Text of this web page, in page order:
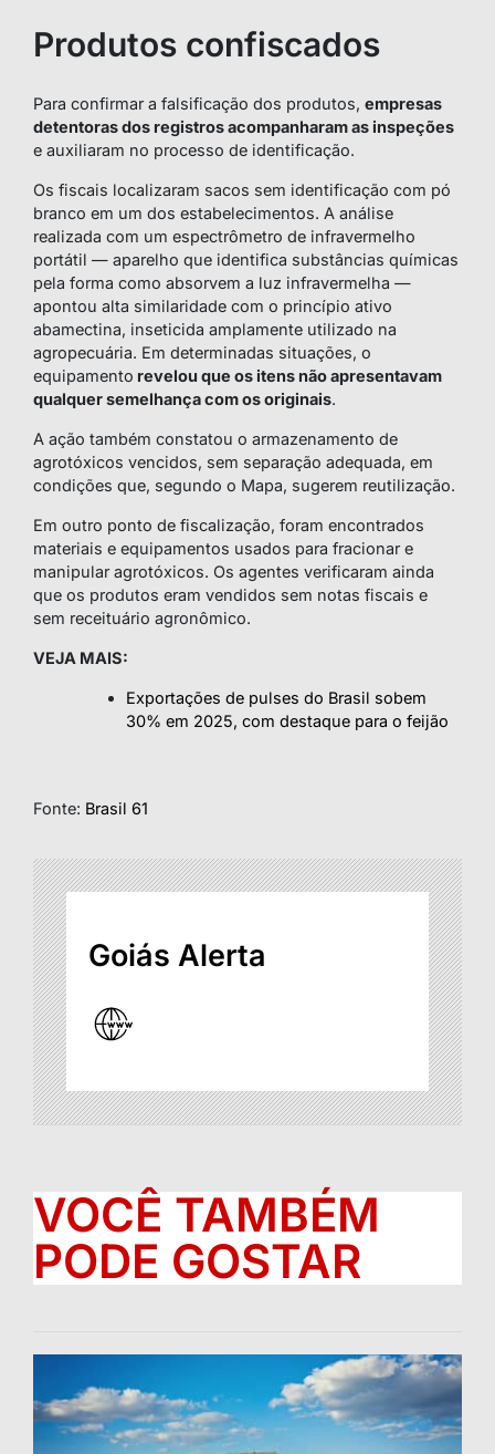
Produtos confiscados
Para confirmar a falsificação dos produtos, empresas
detentoras dos registros acompanharam as inspeções
e auxiliaram no processo de identificação.
Os fiscais localizaram sacos sem identificação com pó
branco em um dos estabelecimentos. A análise
realizada com um espectrômetro de infravermelho
portátil — aparelho que identifica substâncias químicas
pela forma como absorvem a luz infravermelha —
apontou alta similaridade com o princípio ativo
abamectina, inseticida amplamente utilizado na
agropecuária. Em determinadas situações, o
equipamento revelou que os itens não apresentavam
qualquer semelhança com os originais.
A ação também constatou o armazenamento de
agrotóxicos vencidos, sem separação adequada, em
condições que, segundo o Mapa, sugerem reutilização.
Em outro ponto de fiscalização, foram encontrados
materiais e equipamentos usados para fracionar e
manipular agrotóxicos. Os agentes verificaram ainda
que os produtos eram vendidos sem notas fiscais e
sem receituário agronômico.
VEJA MAIS:
Exportações de pulses do Brasil sobem
30% em 2025, com destaque para o feijão
Fonte: Brasil 61
Goiás Alerta
VOCÊ TAMBÉM
PODE GOSTAR